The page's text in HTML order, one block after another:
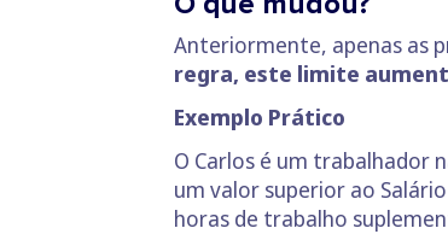
Anteriormente, apenas as
regra, este limite
Exemplo Prático
O Carlos é um trabalhador
um valor superior ao
horas de trabalho